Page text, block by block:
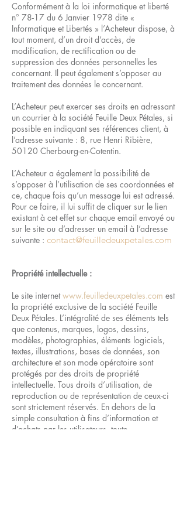
Conformément à la loi informatique et liberté
n° 78-17 du 6 Janvier 1978 dite «
Informatique et Libertés » l’Acheteur dispose, à
tout moment, d’un droit d’accès, de
modification, de rectification ou de
suppression des données personnelles les
concernant. Il peut également s’opposer au
traitement des données le concernant.
L’Acheteur peut exercer ses droits en adressant
un courrier à la société Feuille Deux Pétales, si
possible en indiquant ses références client, à
l’adresse suivante : 8, rue Henri Ribière,
50120 Cherbourg-en-Cotentin.
L’Acheteur a également la possibilité de
s’opposer à l’utilisation de ses coordonnées et
ce, chaque fois qu’un message lui est adressé.
Pour ce faire, il lui suffit de cliquer sur le lien
existant à cet effet sur chaque email envoyé ou
sur le site ou d’adresser un email à l’adresse
suivante : contact@feuilledeuxpetales.com
Propriété intellectuelle :
Le site internetwww.feuilledeuxpetales.com est
la propriété exclusive de la société Feuille
Deux Pétales. L’intégralité de ses éléments tels
que contenus, marques, logos, dessins,
modèles, photographies, éléments logiciels,
textes, illustrations, bases de données, son
architecture et son mode opératoire sont
protégés par des droits de propriété
intellectuelle. Tous droits d’utilisation, de
reproduction ou de représentation de ceux-ci
sont strictement réservés. En dehors de la
simple consultation à fins d’information et
d’achats par les utilisateurs, toute